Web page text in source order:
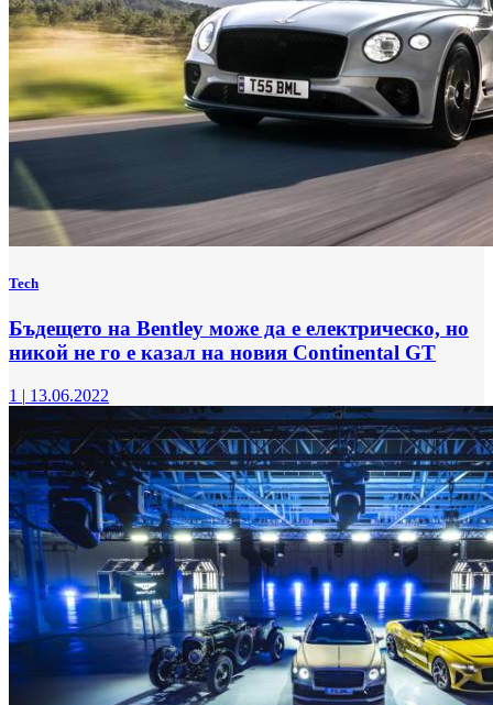
Tech
Бъдещето на Bentley може да е електрическо, но
никой не го е казал на новия Continental GT
1 | 13.06.2022